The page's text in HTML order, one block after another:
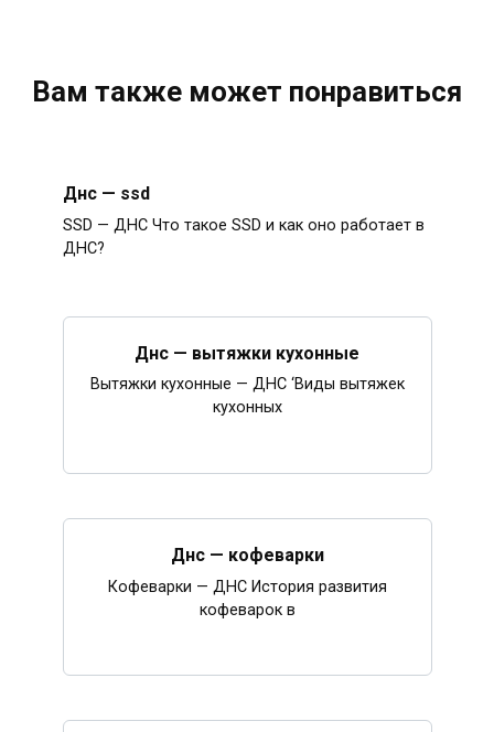
Вам также может понравиться
Днс — ssd
SSD — ДНС Что такое SSD и как оно работает в
ДНС?
Днс — вытяжки кухонные
Вытяжки кухонные — ДНС ‘Виды вытяжек
кухонных
Днс — кофеварки
Кофеварки — ДНС История развития
кофеварок в